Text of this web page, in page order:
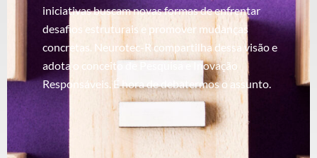
iniciativas buscam novas formas de enfrentar
desafios estruturais e promover mudanças
concretas. Neurotec-R compartilha dessa visão e
adota o conceito de Pesquisa e Inovação
Responsáveis. É hora de debatermos o assunto.